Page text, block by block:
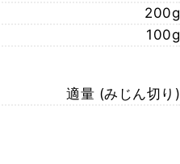
200g
100g
適量 (みじん切り)